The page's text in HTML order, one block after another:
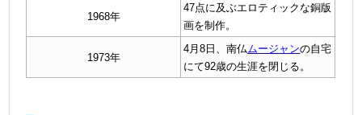
1968年
47点に及ぶエロティックな銅版
画を制作。
1973年
4月8日、南仏 ムージャンの自宅
にて92歳の生涯を閉じる。